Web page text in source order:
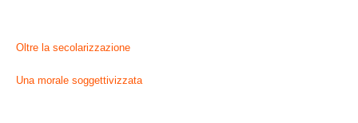
Oltre la secolarizzazione
Una morale soggettivizzata